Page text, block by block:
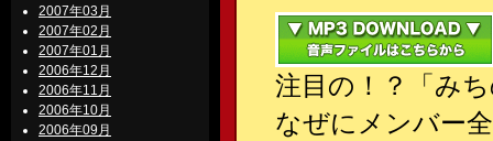
2007年03月
2007年02月
2007年01月
2006年12月
2006年11月
2006年10月
2006年09月
注目の！？「み
なぜにメンバー